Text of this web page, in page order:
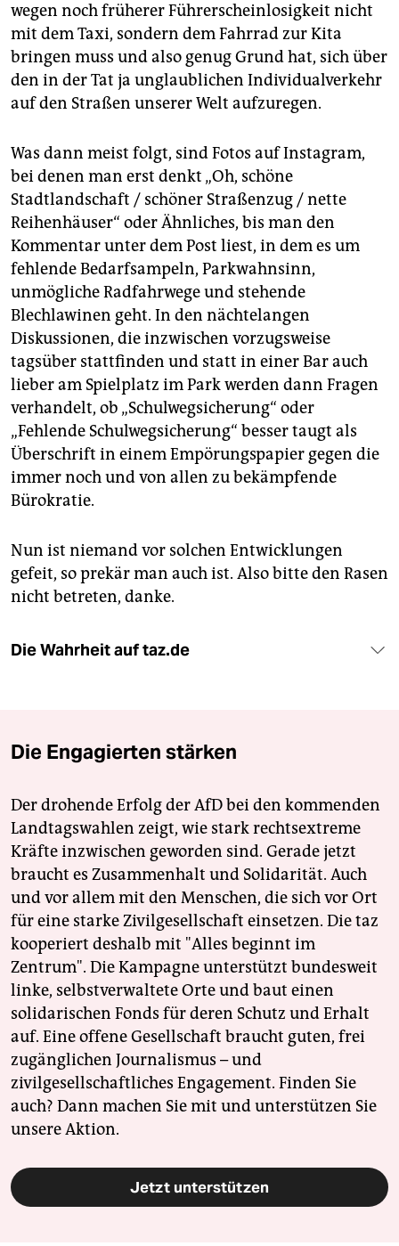
wegen noch früherer Führerscheinlosigkeit nicht
mit dem Taxi, sondern dem Fahrrad zur Kita
bringen muss und also genug Grund hat, sich über
den in der Tat ja unglaublichen Individualverkehr
auf den Straßen unserer Welt aufzuregen.
Was dann meist folgt, sind Fotos auf Instagram,
bei denen man erst denkt „Oh, schöne
Stadtlandschaft / schöner Straßenzug / nette
Reihenhäuser“ oder Ähnliches, bis man den
Kommentar unter dem Post liest, in dem es um
fehlende Bedarfsampeln, Parkwahnsinn,
unmögliche Radfahrwege und stehende
Blechlawinen geht. In den nächtelangen
Diskussionen, die inzwischen vorzugsweise
tagsüber stattfinden und statt in einer Bar auch
lieber am Spielplatz im Park werden dann Fragen
verhandelt, ob „Schulwegsicherung“ oder
„Fehlende Schulwegsicherung“ besser taugt als
Überschrift in einem Empörungspapier gegen die
immer noch und von allen zu bekämpfende
Bürokratie.
Nun ist niemand vor solchen Entwicklungen
gefeit, so prekär man auch ist. Also bitte den Rasen
nicht betreten, danke.
Die Wahrheit auf taz.de
Die Engagierten stärken
Der drohende Erfolg der AfD bei den kommenden
Landtagswahlen zeigt, wie stark rechtsextreme
Kräfte inzwischen geworden sind. Gerade jetzt
braucht es Zusammenhalt und Solidarität. Auch
und vor allem mit den Menschen, die sich vor Ort
für eine starke Zivilgesellschaft einsetzen. Die taz
kooperiert deshalb mit "Alles beginnt im
Zentrum". Die Kampagne unterstützt bundesweit
linke, selbstverwaltete Orte und baut einen
solidarischen Fonds für deren Schutz und Erhalt
auf. Eine offene Gesellschaft braucht guten, frei
zugänglichen Journalismus – und
zivilgesellschaftliches Engagement. Finden Sie
auch? Dann machen Sie mit und unterstützen Sie
unsere Aktion.
Jetzt unterstützen